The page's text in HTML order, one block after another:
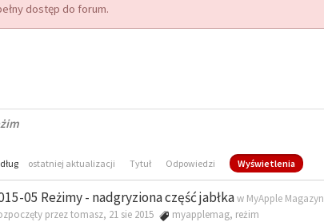
dostęp do forum.
ostatniej aktualizacji Tytuł Odpowiedzi Wyświetlenia
05 Reżimy - nadgryziona część jabłkaw MyApple Magazyn
przez tomasz, 21 sie 2015
myapplemag, reżim